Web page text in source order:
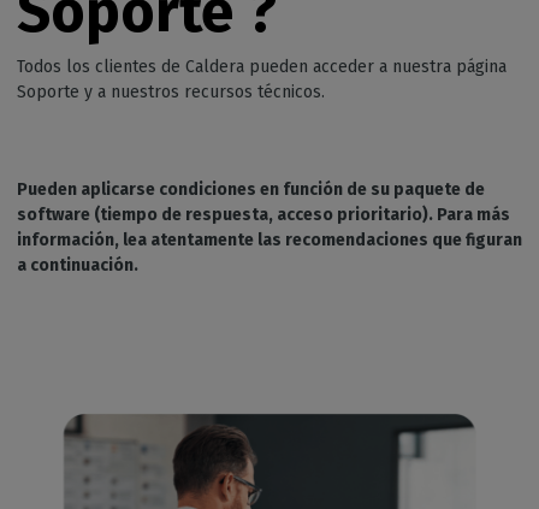
Todos los clientes de Caldera pueden acceder a nuestra página
Soporte y a nuestros recursos técnicos.
Pueden aplicarse condiciones en función de su paquete de
software (tiempo de respuesta, acceso prioritario). Para más
información, lea atentamente las recomendaciones que figuran
a continuación.